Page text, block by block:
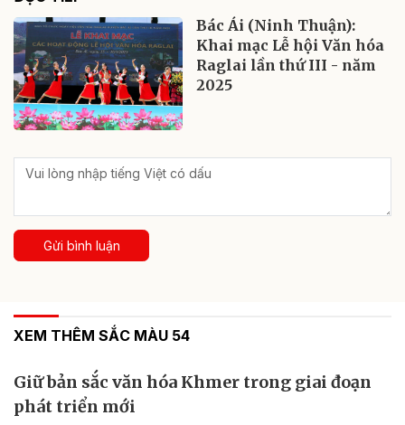
Bác Ái (Ninh Thuận):
Khai mạc Lễ hội Văn hóa
Raglai lần thứ III - năm
2025
Gửi bình luận
XEM THÊM SẮC MÀU 54
Giữ bản sắc văn hóa Khmer trong giai đoạn
phát triển mới